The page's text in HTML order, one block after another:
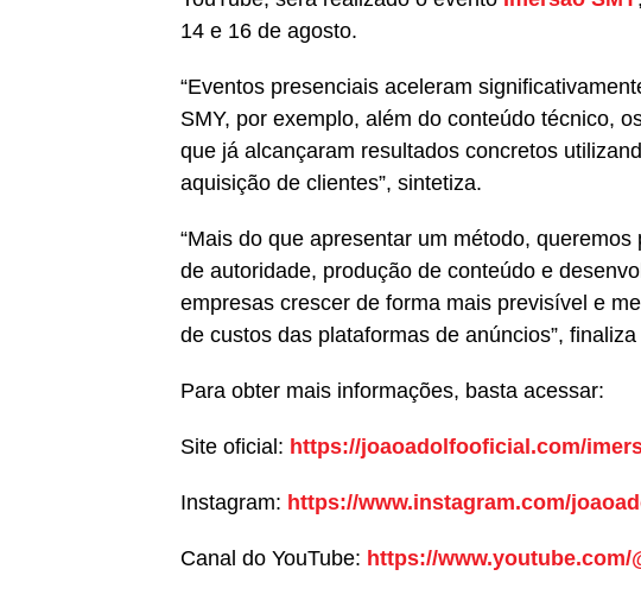
14 e 16 de agosto.
“Eventos presenciais aceleram
SMY, por exemplo, além do conteúdo técnico,
que já alcançaram resultados concretos
aquisição de clientes”, sintetiza.
“Mais do que apresentar um método,
de autoridade, produção de conteúdo e
empresas crescer de forma mais previsível e
de custos das plataformas de anúncios”,
Para obter mais informações, basta acessar:
Site oficial: https://joaoadolfooficial.com/
Instagram: https://www.instagram.com/
Canal do YouTube: https://www.youtube.com/